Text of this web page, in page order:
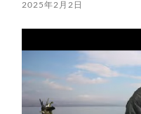
2025年2月2日